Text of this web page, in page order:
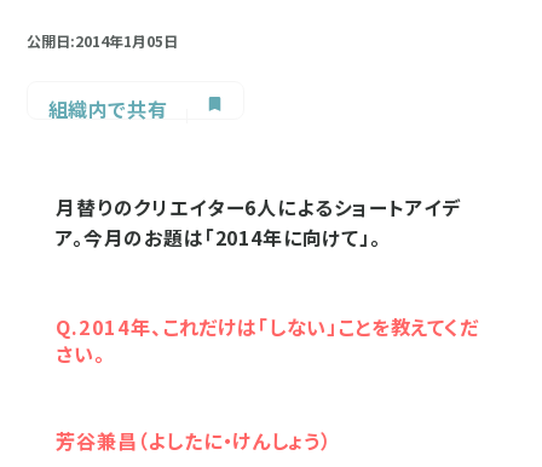
公開日:2014年1月05日
組織内で共有
月替りのクリエイター6人によるショートアイデ
ア。今月のお題は「2014年に向けて」。
Q.2014年、これだけは「しない」ことを教えてくだ
さい。
芳谷兼昌（よしたに・けんしょう）